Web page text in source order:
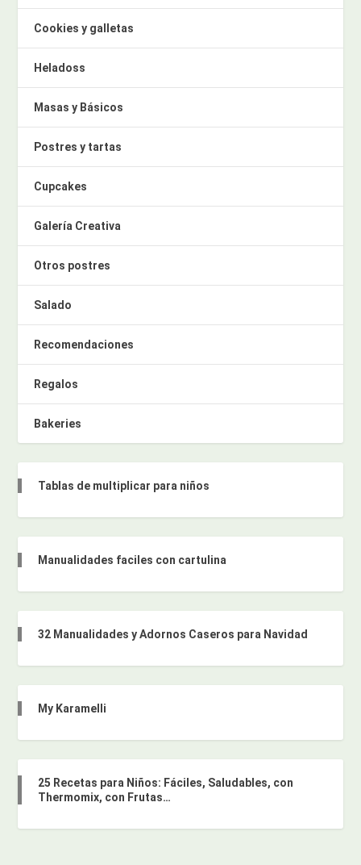
Cookies y galletas
Heladoss
Masas y Básicos
Postres y tartas
Cupcakes
Galería Creativa
Otros postres
Salado
Recomendaciones
Regalos
Bakeries
Tablas de multiplicar para niños
Manualidades faciles con cartulina
32 Manualidades y Adornos Caseros para Navidad
My Karamelli
25 Recetas para Niños: Fáciles, Saludables, con
Thermomix, con Frutas…